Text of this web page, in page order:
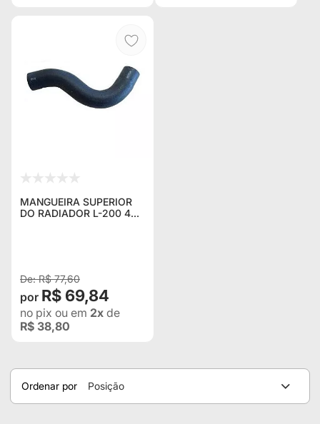
MANGUEIRA SUPERIOR
DO RADIADOR L-200 4X4
R$ 77,60
R$ 69,84
no pix ou em 2x de
R$ 38,80
Ordenar por Posição